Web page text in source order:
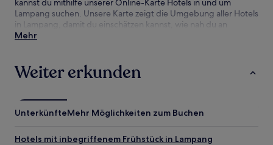
Lampang suchen. Unsere Karte zeigt die Umgebung aller Hotels
in Lampang, damit du einschätzen kannst, wie nah du an
Sehenswürdigkeiten und Attraktionen bist. Anschließend
Mehr
Weiter erkunden
UnterkünfteMehr Möglichkeiten zum Buchen
Hotels mit inbegriffenem Frühstück in Lampang